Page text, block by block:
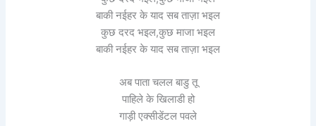
बाकी नईहर के याद सब ताज़ा भइल
कुछ दरद भइल,कुछ माजा भइल
बाकी नईहर के याद सब ताज़ा भइल
अब पाता चलल बाडु तू
पाहिले के खिलाडी हो
गाड़ी एक्सीडेंटल पवले